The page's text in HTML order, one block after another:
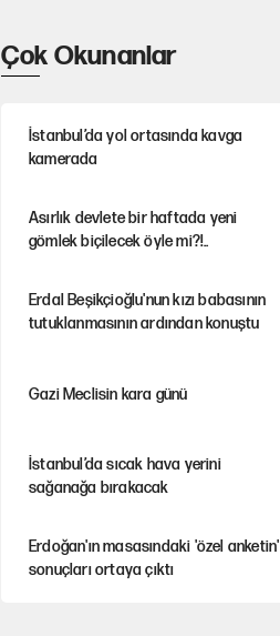
Çok Okunanlar
İstanbul’da yol ortasında kavga
kamerada
Asırlık devlete bir haftada yeni
gömlek biçilecek öyle mi?!..
Erdal Beşikçioğlu'nun kızı babasının
tutuklanmasının ardından konuştu
Gazi Meclisin kara günü
İstanbul’da sıcak hava yerini
sağanağa bırakacak
Erdoğan'ın masasındaki 'özel anketin'
sonuçları ortaya çıktı